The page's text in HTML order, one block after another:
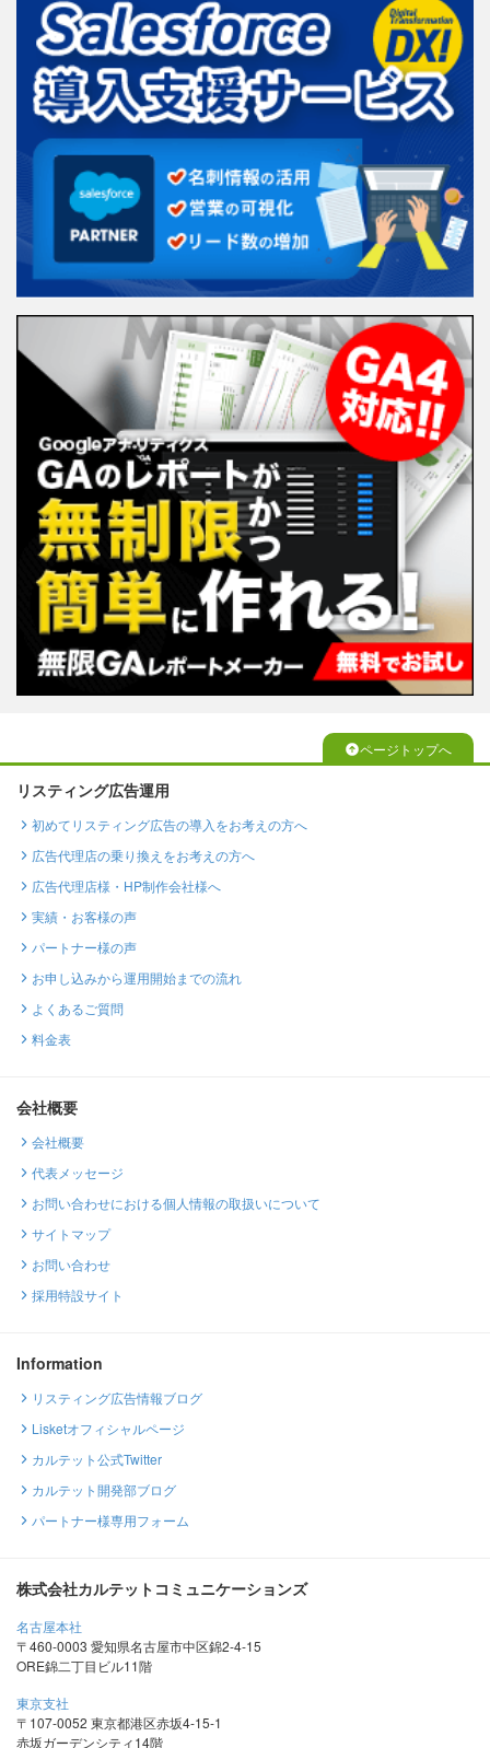
ページトップへ
リスティング広告運用
初めてリスティング広告の導入をお考えの方へ
広告代理店の乗り換えをお考えの方へ
広告代理店様・HP制作会社様へ
実績・お客様の声
パートナー様の声
お申し込みから運用開始までの流れ
よくあるご質問
料金表
会社概要
会社概要
代表メッセージ
お問い合わせにおける個人情報の取扱いについて
サイトマップ
お問い合わせ
採用特設サイト
Information
リスティング広告情報ブログ
Lisketオフィシャルページ
カルテット公式Twitter
カルテット開発部ブログ
パートナー様専用フォーム
株式会社カルテットコミュニケーションズ
名古屋本社
〒460-0003 愛知県名古屋市中区錦2-4-15
ORE錦二丁目ビル11階
東京支社
〒107-0052 東京都港区赤坂4-15-1
赤坂ガーデンシティ14階